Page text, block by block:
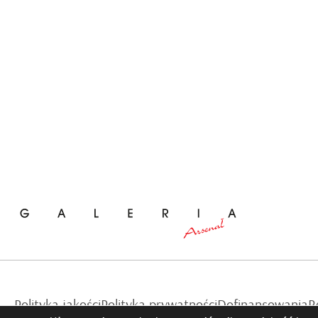
Polityka jakościPolityka prywatnościDofinansowania